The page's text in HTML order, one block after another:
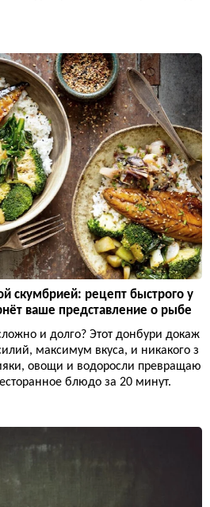
скумбрией: рецепт быстрого у
ваше представление о рыбе
и долго? Этот донбури докаж
максимум вкуса, и никакого з
овощи и водоросли превращаю
блюдо за 20 минут.